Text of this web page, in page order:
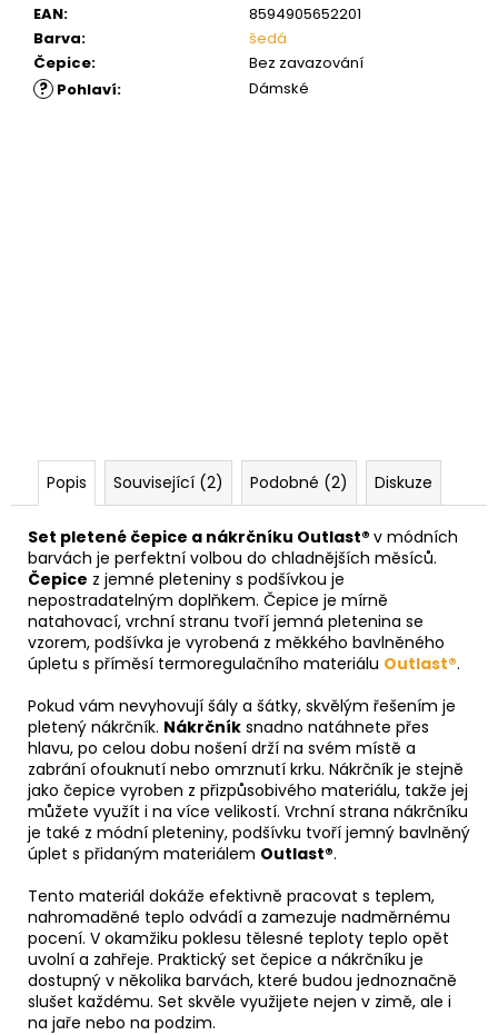
EAN:
8594905652201
Barva:
šedá
Čepice: Bez zavazování
? Pohlaví: Dámské
Popis Související (2) Podobné (2) Diskuze
Set pletené čepice a nákrčníku Outlast® v módních
barvách je perfektní volbou do chladnějších měsíců.
Čepice z jemné pleteniny s podšívkou je
nepostradatelným doplňkem. Čepice je mírně
natahovací, vrchní stranu tvoří jemná pletenina se
vzorem, podšívka je vyrobená z měkkého bavlněného
úpletu s příměsí termoregulačního materiálu Outlast®.
Pokud vám nevyhovují šály a šátky, skvělým řešením je
pletený nákrčník. Nákrčník snadno natáhnete přes
hlavu, po celou dobu nošení drží na svém místě a
zabrání ofouknutí nebo omrznutí krku. Nákrčník je stejně
jako čepice vyroben z přizpůsobivého materiálu, takže jej
můžete využít i na více velikostí. Vrchní strana nákrčníku
je také z módní pleteniny, podšívku tvoří jemný bavlněný
úplet s přidaným materiálem Outlast®.
Tento materiál dokáže efektivně pracovat s teplem,
nahromaděné teplo odvádí a zamezuje nadměrnému
pocení. V okamžiku poklesu tělesné teploty teplo opět
uvolní a zahřeje. Praktický set čepice a nákrčníku je
dostupný v několika barvách, které budou jednoznačně
slušet každému. Set skvěle využijete nejen v zimě, ale i
na jaře nebo na podzim.